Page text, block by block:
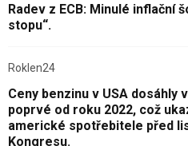
Radev z ECB: Minulé inflační
stopu“.
Roklen24
Ceny benzinu v USA dosáhly
poprvé od roku 2022, což
americké spotřebitele před
Kongresu.